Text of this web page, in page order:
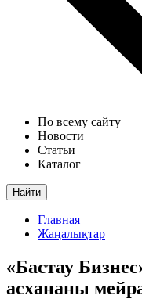
По всему сайту
Новости
Статьи
Каталог
Найти
Главная
Жаңалықтар
«Бастау
асхананы